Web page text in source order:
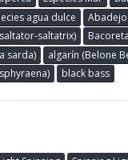
agua dulce
Abadejo
saltatrix)
Bacoreta
sarda) algarín (Belone
black bass